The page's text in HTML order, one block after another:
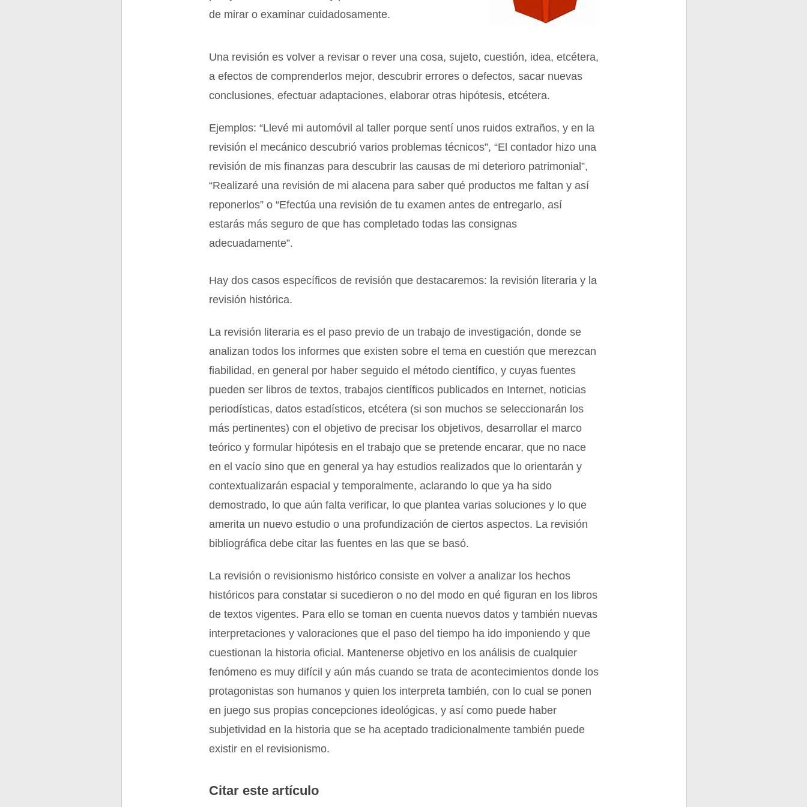
de mirar o examinar cuidadosamente.
Una revisión es volver a revisar o rever una cosa, sujeto, cuestión, idea, etcétera,
a efectos de comprenderlos mejor, descubrir errores o defectos, sacar nuevas
conclusiones, efectuar adaptaciones, elaborar otras hipótesis, etcétera.
Ejemplos: “Llevé mi automóvil al taller porque sentí unos ruidos extraños, y en la
revisión el mecánico descubrió varios problemas técnicos”, “El contador hizo una
revisión de mis finanzas para descubrir las causas de mi deterioro patrimonial”,
“Realizaré una revisión de mi alacena para saber qué productos me faltan y así
reponerlos” o “Efectúa una revisión de tu examen antes de entregarlo, así
estarás más seguro de que has completado todas las consignas
adecuadamente”.
Hay dos casos específicos de revisión que destacaremos: la revisión literaria y la
revisión histórica.
La revisión literaria es el paso previo de un trabajo de investigación, donde se
analizan todos los informes que existen sobre el tema en cuestión que merezcan
fiabilidad, en general por haber seguido el método científico, y cuyas fuentes
pueden ser libros de textos, trabajos científicos publicados en Internet, noticias
periodísticas, datos estadísticos, etcétera (si son muchos se seleccionarán los
más pertinentes) con el objetivo de precisar los objetivos, desarrollar el marco
teórico y formular hipótesis en el trabajo que se pretende encarar, que no nace
en el vacío sino que en general ya hay estudios realizados que lo orientarán y
contextualizarán espacial y temporalmente, aclarando lo que ya ha sido
demostrado, lo que aún falta verificar, lo que plantea varias soluciones y lo que
amerita un nuevo estudio o una profundización de ciertos aspectos. La revisión
bibliográfica debe citar las fuentes en las que se basó.
La revisión o revisionismo histórico consiste en volver a analizar los hechos
históricos para constatar si sucedieron o no del modo en qué figuran en los libros
de textos vigentes. Para ello se toman en cuenta nuevos datos y también nuevas
interpretaciones y valoraciones que el paso del tiempo ha ido imponiendo y que
cuestionan la historia oficial. Mantenerse objetivo en los análisis de cualquier
fenómeno es muy difícil y aún más cuando se trata de acontecimientos donde los
protagonistas son humanos y quien los interpreta también, con lo cual se ponen
en juego sus propias concepciones ideológicas, y así como puede haber
subjetividad en la historia que se ha aceptado tradicionalmente también puede
existir en el revisionismo.
Citar este artículo